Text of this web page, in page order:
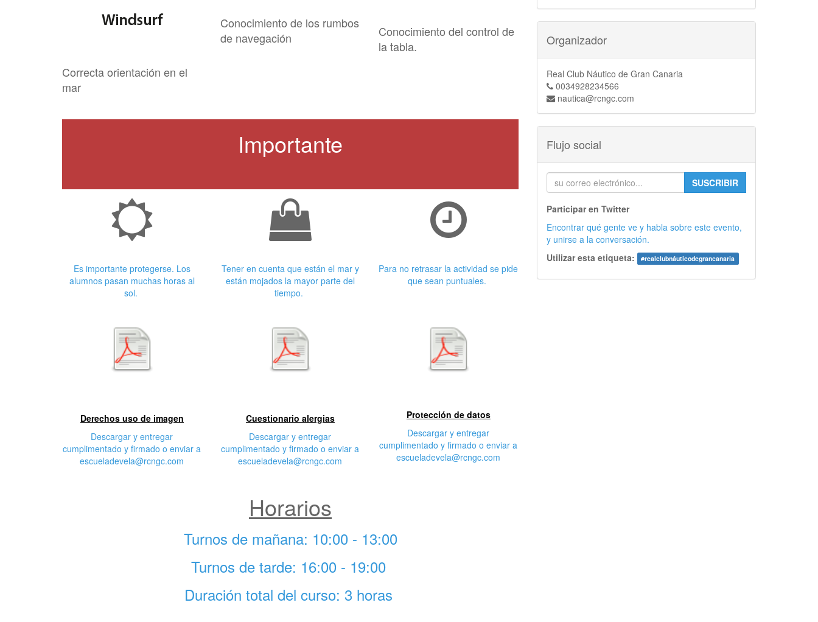
Correcta orientación en el
mar
Conocimiento de los rumbos
de navegación
Conocimiento del control de
la tabla.
Importante
Es importante protegerse. Los
alumnos pasan muchas horas al
sol.
Tener en cuenta que están el mar y
están mojados la mayor parte del
tiempo.
Para no retrasar la actividad se pide
que sean puntuales.
Derechos uso de imagen
Descargar y entregar
cumplimentado y firmado o enviar a
escueladevela@rcngc.com
Cuestionario alergias
Descargar y entregar
cumplimentado y firmado o enviar a
escueladevela@rcngc.com
Protección de datos
Descargar y entregar
cumplimentado y firmado o enviar a
escueladevela@rcngc.com
Horarios
Turnos de mañana: 10:00 - 13:00
Turnos de tarde: 16:00 - 19:00
Duración total del curso: 3 horas
Organizador
Real Club Náutico de Gran Canaria
0034928234566
nautica@rcngc.com
Flujo social
SUSCRIBIR
Participar en Twitter
Encontrar qué gente ve y habla sobre este evento,
y unirse a la conversación.
Utilizar esta etiqueta:
#realclubnáuticodegrancanaria